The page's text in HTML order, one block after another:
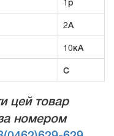
2А
10кА
С
цей товар
номером